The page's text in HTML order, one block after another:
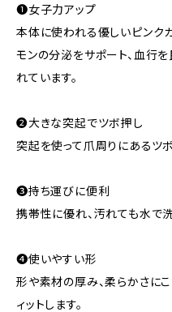
❶女子力アップ
本体に使われる優しいピンク
モンの分泌をサポート、血行
れています。
❷大きな突起でツボ押し
突起を使って爪周りにあるツ
❸持ち運びに便利
携帯性に優れ、汚れても水で洗
❹使いやすい形
形や素材の厚み、柔らかさに
ィットします。